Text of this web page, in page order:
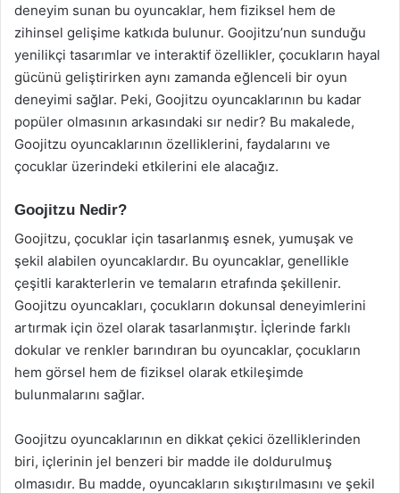
deneyim sunan bu oyuncaklar, hem fiziksel hem de
zihinsel gelişime katkıda bulunur. Goojitzu’nun sunduğu
yenilikçi tasarımlar ve interaktif özellikler, çocukların hayal
gücünü geliştirirken aynı zamanda eğlenceli bir oyun
deneyimi sağlar. Peki, Goojitzu oyuncaklarının bu kadar
popüler olmasının arkasındaki sır nedir? Bu makalede,
Goojitzu oyuncaklarının özelliklerini, faydalarını ve
çocuklar üzerindeki etkilerini ele alacağız.
Goojitzu Nedir?
Goojitzu, çocuklar için tasarlanmış esnek, yumuşak ve
şekil alabilen oyuncaklardır. Bu oyuncaklar, genellikle
çeşitli karakterlerin ve temaların etrafında şekillenir.
Goojitzu oyuncakları, çocukların dokunsal deneyimlerini
artırmak için özel olarak tasarlanmıştır. İçlerinde farklı
dokular ve renkler barındıran bu oyuncaklar, çocukların
hem görsel hem de fiziksel olarak etkileşimde
bulunmalarını sağlar.
Goojitzu oyuncaklarının en dikkat çekici özelliklerinden
biri, içlerinin jel benzeri bir madde ile doldurulmuş
olmasıdır. Bu madde, oyuncakların sıkıştırılmasını ve şekil